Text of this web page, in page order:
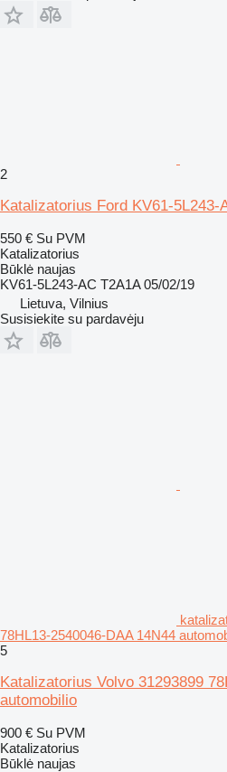
2
Katalizatorius Ford KV61-5L243-
550 € Su PVM
Katalizatorius
Būklė naujas
KV61-5L243-AC T2A1A 05/02/19
Lietuva, Vilnius
Susisiekite su pardavėju
78HL13-2540046-DAA 14N44
5
Katalizatorius Volvo 31293899
automobilio
900 € Su PVM
Katalizatorius
Būklė naujas